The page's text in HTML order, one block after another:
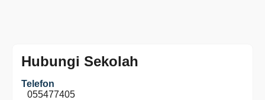
Hubungi Sekolah
Telefon
055477405